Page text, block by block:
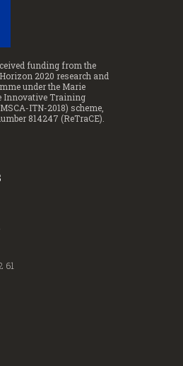
funding from the
2020 research and
under the Marie
Innovative Training
ITN-2018) scheme,
814247 (ReTraCE).
61